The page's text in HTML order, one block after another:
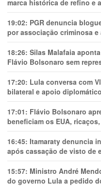
marca histórica de refino e
19:02: PGR denuncia
por associação criminosa e
18:26: Silas Malafaia
Flávio Bolsonaro sem
17:20: Lula conversa com
bilateral e apoio
17:01: Flávio Bolsonaro
beneficiam os EUA,
16:45: Itamaraty denuncia
após cassação de visto de
15:57: Ministro André
do governo Lula a pedido